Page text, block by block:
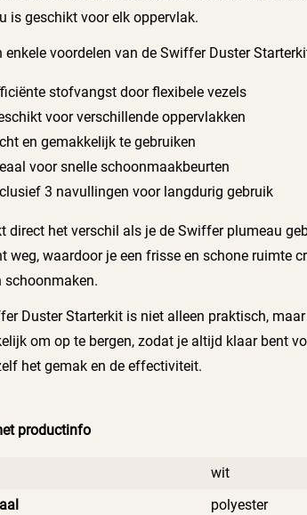
is geschikt voor elk oppervlak.
enkele voordelen van de Swiffer Duster
stofvangst door flexibele vezels
voor verschillende oppervlakken
en gemakkelijk te gebruiken
voor snelle schoonmaakbeurten
3 navullingen voor langdurig gebruik
direct het verschil als je de Swiffer plumeau
weg, waardoor je een frisse en schone ruimte
schoonmaken.
Duster Starterkit is niet alleen praktisch,
om op te bergen, zodat je altijd klaar bent
het gemak en de effectiviteit.
productinfo
wit
polyester